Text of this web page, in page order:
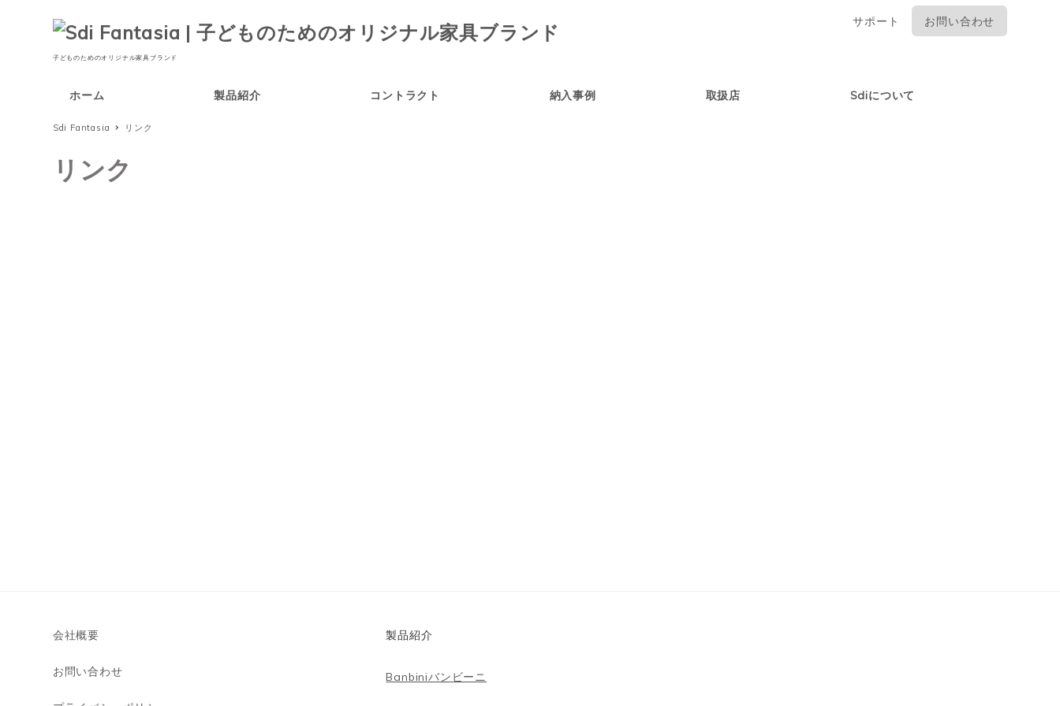
サポート お問い合わせ
子どものためのオリジナル家具ブランド
ホーム 製品紹介 コントラクト 納入事例 取扱店 Sdiについて
Sdi Fantasia リンク
リンク
会社概要
お問い合わせ
製品紹介
Banbiniバンビーニ